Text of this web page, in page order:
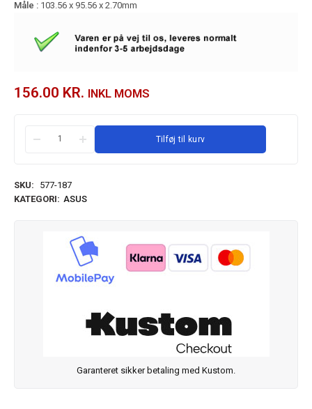
Måle : 103.56 x 95.56 x 2.70mm
156.00 KR. INKL MOMS
Tilføj til kurv
SKU:
577-187
KATEGORI: ASUS
Garanteret sikker betaling med Kustom.